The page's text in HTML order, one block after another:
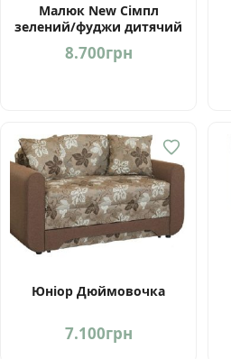
Малюк New Сімпл
зелений/фуджи дитячий
диван від Мебель-Сервіс
Україна
8.700грн
Юніор Дюймовочка
7.100грн